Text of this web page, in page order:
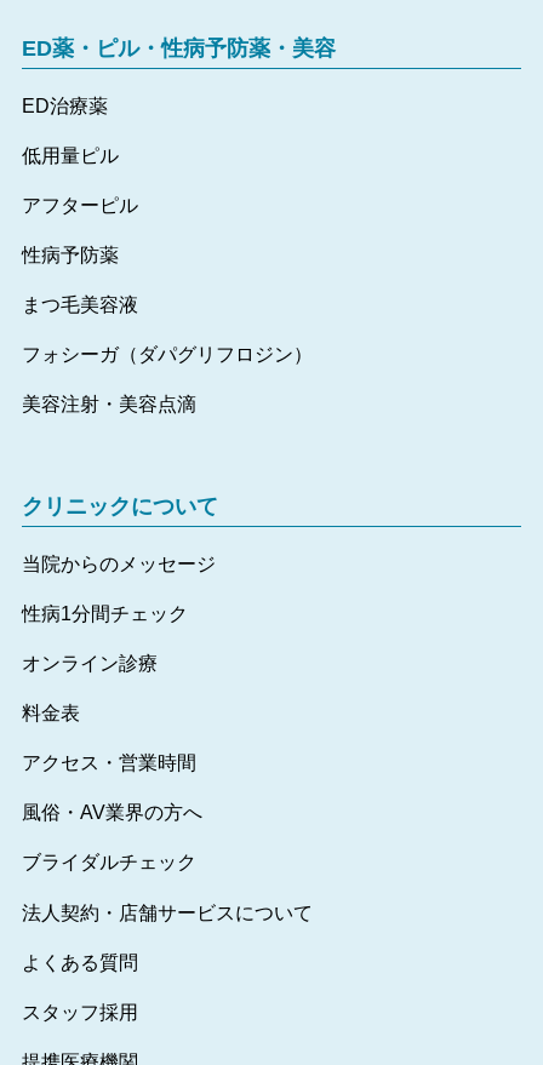
ED薬・ピル・性病予防薬・美容
ED治療薬
低用量ピル
アフターピル
性病予防薬
まつ毛美容液
フォシーガ（ダパグリフロジン）
美容注射・美容点滴
クリニックについて
当院からのメッセージ
性病1分間チェック
オンライン診療
料金表
アクセス・営業時間
風俗・AV業界の方へ
ブライダルチェック
法人契約・店舗サービスについて
よくある質問
スタッフ採用